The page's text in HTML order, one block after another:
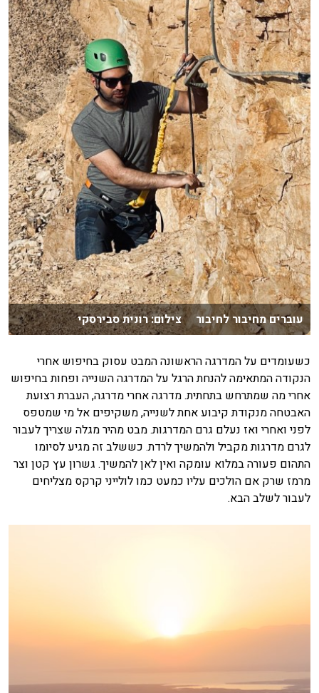
עוברים מחיבור לחיבור צילום: רונית סבירסקי
כשעומדים על המדרגה הראשונה המבט עסוק בחיפוש אחרי
הנקודה המתאימה להנחת הרגל על המדרגה השנייה ופחות בחיפוש
אחרי מה שמתרחש בתחתית. מדרגה אחרי מדרגה, העברת רצועת
האבטחה מנקודת קיבוע אחת לשנייה, משקיפים אל מי שמטפס
לפני ואחרי ואז נעלם גרם המדרגות. מבט מהיר מגלה שצריך לעבור
לגרם מדרגות מקביל ולהמשיך לרדת. כששלב זה מגיע לסיומו
התהום פעורה במלוא עומקה ואין לאן להמשיך. גשרון עץ קטן וצר
מרמז שרק אם הולכים עליו כמעט כמו לולייני קרקס מצליחים
לעבור לשלב הבא.